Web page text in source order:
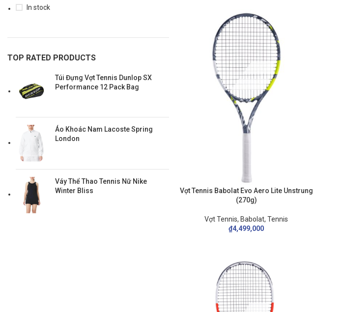
Boom
In stock
TOP RATED PRODUCTS
Túi Đựng Vợt Tennis Dunlop SX
Performance 12 Pack Bag
Áo Khoác Nam Lacoste Spring
London
Váy Thể Thao Tennis Nữ Nike
Winter Bliss
Vợt Tennis Babolat Evo Aero Lite Unstrung
(270g)
Vợt Tennis, Babolat,Tennis
₫4,499,000